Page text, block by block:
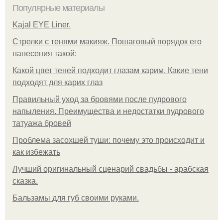
Популярные материалы
Kajal EYE Liner.
Стрелки с тенями макияж. Пошаговый порядок его
нанесения такой:
Какой цвет теней подходит глазам карим. Какие тени
подходят для карих глаз
Правильный уход за бровями после пудрового
напыления. Преимущества и недостатки пудрового
татуажа бровей
Проблема засохшей туши: почему это происходит и
как избежать
Лучший оригинальный сценарий свадьбы - арабская
сказка.
Бальзамы для губ своими руками.